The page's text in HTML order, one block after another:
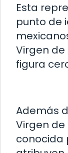
Esta
punto de
Virgen de
figura
Además
Virgen de
conocida